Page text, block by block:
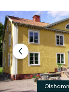
Föregående
bild